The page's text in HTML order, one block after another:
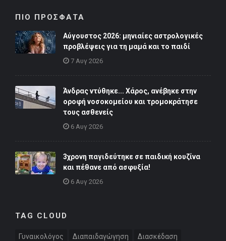
ΠΙΟ ΠΡΟΣΦΑΤΑ
Αύγουστος 2026: μηνιαίες αστρολογικές
προβλέψεις για τη μαμά και το παιδί
7 Αυγ 2026
Άνδρας ντύθηκε... Χάρος, ανέβηκε στην
οροφή νοσοκομείου και τρομοκράτησε
τους ασθενείς
6 Αυγ 2026
3χρονη παγιδεύτηκε σε παιδική κουζίνα
και πέθανε από ασφυξία!
6 Αυγ 2026
TAG CLOUD
Γυναικολόγος Διαπαιδαγώγηση Διασκέδαση